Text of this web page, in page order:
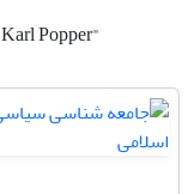
Karl Popper"